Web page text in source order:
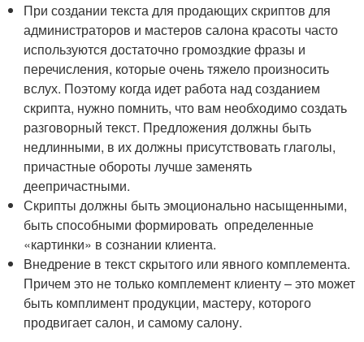
При создании текста для продающих скриптов для
администраторов и мастеров салона красоты часто
используются достаточно громоздкие фразы и
перечисления, которые очень тяжело произносить
вслух. Поэтому когда идет работа над созданием
скрипта, нужно помнить, что вам необходимо создать
разговорный текст. Предложения должны быть
недлинными, в их должны присутствовать глаголы,
причастные обороты лучше заменять
деепричастными.
Скрипты должны быть эмоционально насыщенными,
быть способными формировать определенные
«картинки» в сознании клиента.
Внедрение в текст скрытого или явного комплемента.
Причем это не только комплемент клиенту – это может
быть комплимент продукции, мастеру, которого
продвигает салон, и самому салону.